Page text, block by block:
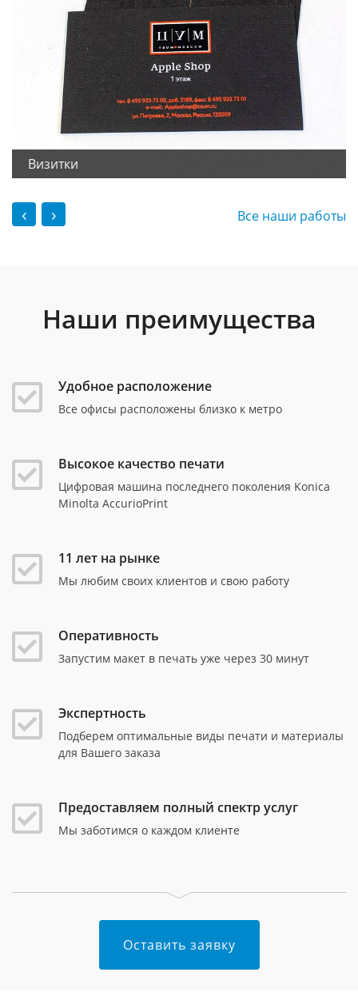
Визитки
‹ › Все наши работы
Наши преимущества
Удобное расположение
Все офисы расположены близко к метро
Высокое качество печати
Цифровая машина последнего поколения Konica
Minolta AccurioPrint
11 лет на рынке
Мы любим своих клиентов и свою работу
Оперативность
Запустим макет в печать уже через 30 минут
Экспертность
Подберем оптимальные виды печати и материалы
для Вашего заказа
Предоставляем полный спектр услуг
Мы заботимся о каждом клиенте
Оставить заявку